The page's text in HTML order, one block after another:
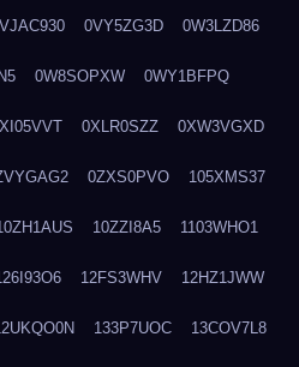
0VY5ZG3D 0W3LZD86
0W8SOPXW 0WY1BFPQ
0XLR0SZZ 0XW3VGXD
0ZXS0PVO 105XMS37
10ZZI8A5 1103WHO1
12FS3WHV 12HZ1JWW
133P7UOC 13COV7L8